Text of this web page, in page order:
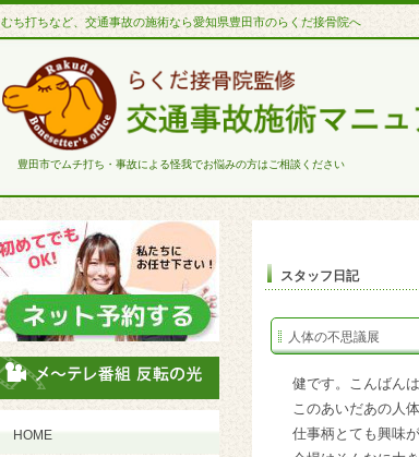
むち打ちなど、交通事故の施術なら愛知県豊田市のらくだ接骨院へ
豊田市でムチ打ち・事故による怪我でお悩みの方はご相談ください
スタッフ日記
人体の不思議展
健です。こんばんは
このあいだあの人
仕事柄とても興味
HOME